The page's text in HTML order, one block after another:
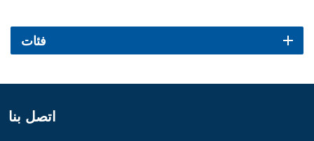
فئات
اتصل بنا